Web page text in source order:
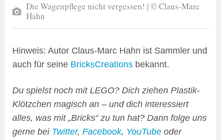
Die Wagenpflege nicht vergessen! | © Claus-Marc
Hahn
Hinweis: Autor Claus-Marc Hahn ist Sammler und
auch für seine BricksCreations bekannt.
Du spielst noch mit LEGO? Dich ziehen Plastik-
Klötzchen magisch an – und dich interessiert
alles, was mit „Bricks“ zu tun hat? Dann folge uns
gerne bei Twitter, Facebook, YouTube oder